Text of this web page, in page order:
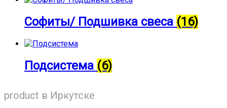
Софиты/ Подшивка свеса (16)
Подсистема (6)
product в Иркутске